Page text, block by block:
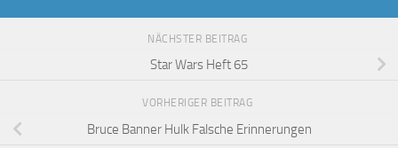
NÄCHSTER BEITRAG
Star Wars Heft 65
VORHERIGER BEITRAG
Bruce Banner Hulk Falsche Erinnerungen